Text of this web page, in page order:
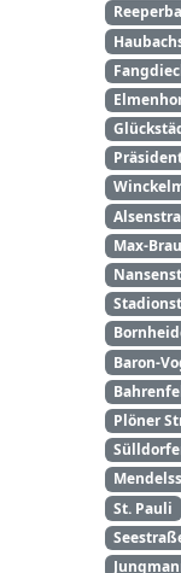
Max-
Baron-
Plöner
St. Pauli